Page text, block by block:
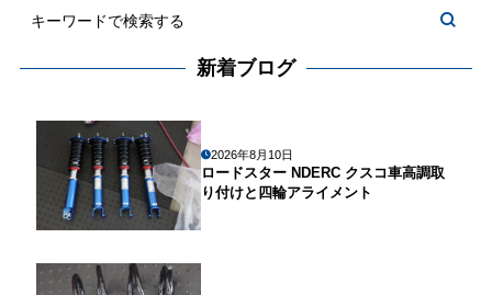
新着ブログ
2026年8月10日
ロードスター NDERC クスコ車高調取
り付けと四輪アライメント